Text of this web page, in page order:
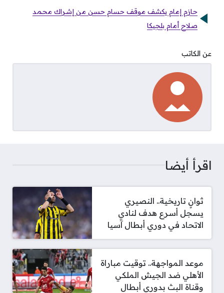
حازم إمام يكشف موقف حسام حسن من إشراك محمد
صلاح أمام بلجيكا
عن الكاتب
اقرأ أيضا
ثوانٍ تاريخية.. النصيري
يسجل أسرع هدف لنادي
الاتحاد في دوري أبطال آسيا
موعد المواجهة.. توقيت مباراة
الأهلي ضد الجيش الملكي
وقناة البث بدوري أبطال